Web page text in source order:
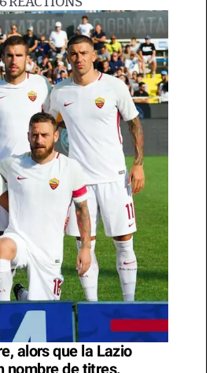
alors que la Lazio
nombre de titres.